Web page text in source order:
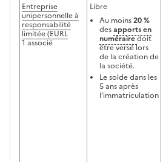
Entreprise
unipersonnelle à
responsabilité
limitée (EURL
1 associé
Libre
Au moins20 %
desapports en
numérairedoit
être versé lors
de la création de
la société.
Le solde dans les
5 ans après
l’immatriculation